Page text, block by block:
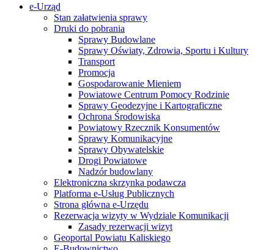
e-Urząd
Stan załatwienia sprawy
Druki do pobrania
Sprawy Budowlane
Sprawy Oświaty, Zdrowia, Sportu i Kultury
Transport
Promocja
Gospodarowanie Mieniem
Powiatowe Centrum Pomocy Rodzinie
Sprawy Geodezyjne i Kartograficzne
Ochrona Środowiska
Powiatowy Rzecznik Konsumentów
Sprawy Komunikacyjne
Sprawy Obywatelskie
Drogi Powiatowe
Nadzór budowlany
Elektroniczna skrzynka podawcza
Platforma e-Usług Publicznych
Strona główna e-Urzędu
Rezerwacja wizyty w Wydziale Komunikacji
Zasady rezerwacji wizyt
Geoportal Powiatu Kaliskiego